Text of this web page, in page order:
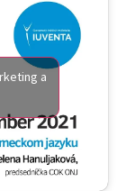
a